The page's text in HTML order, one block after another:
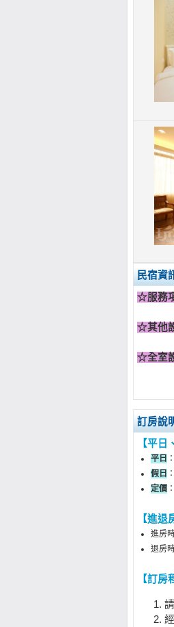
民宿資
☆服務
☆其他
☆全室
／熱
/毛
訂房說
【平日
平日
假日
定價
【進退
進房
退房
【訂房